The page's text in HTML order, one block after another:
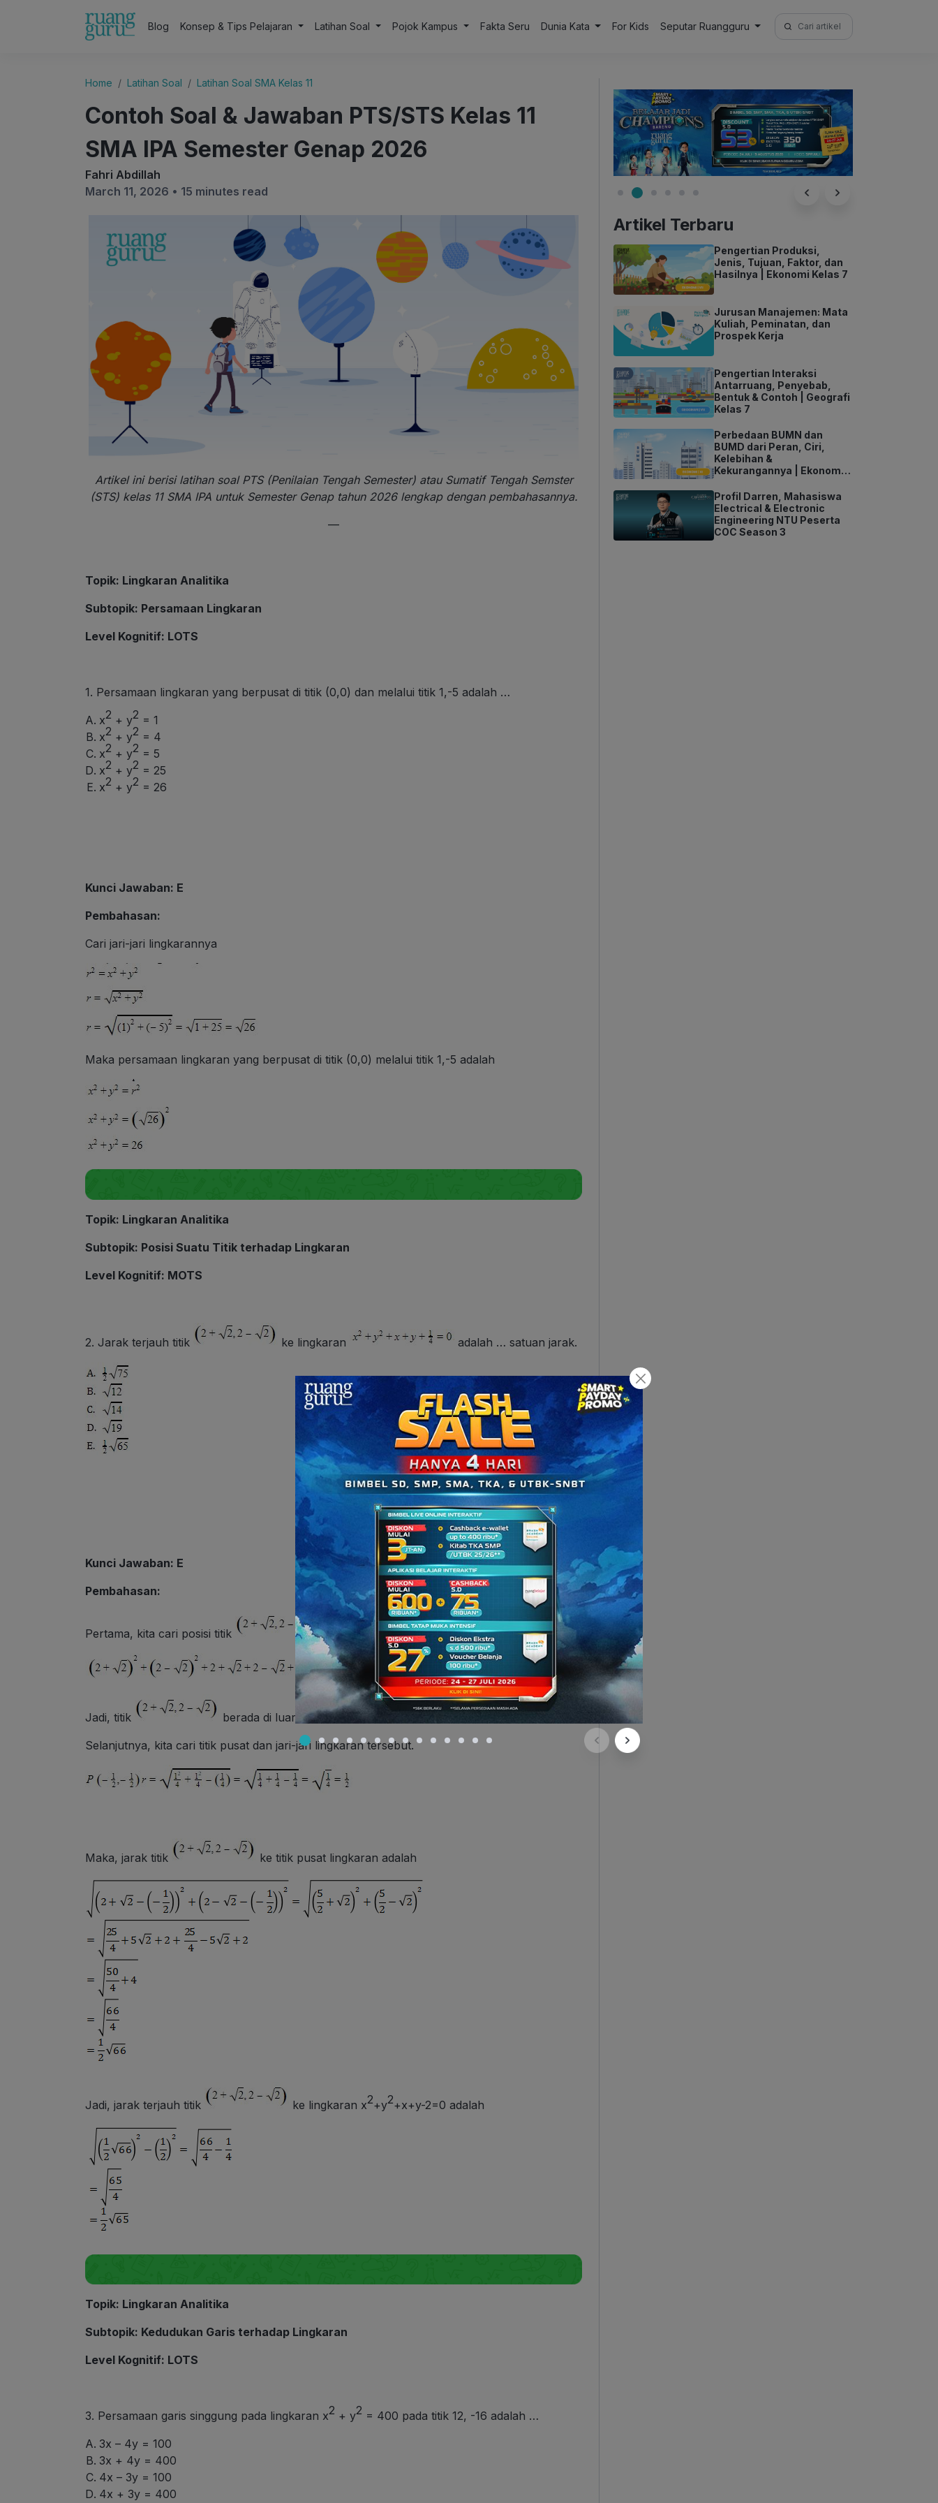
Blog Konsep & Tips Pelajaran Latihan Soal Pojok Kampus Fakta Seru Dunia Kata For Kids Seputar Ruangguru
Search
for:
Home Latihan Soal Latihan Soal SMA Kelas 11
Contoh Soal & Jawaban PTS/STS Kelas 11
SMA IPA Semester Genap 2026
Fahri Abdillah
March 11, 2026 • 15 minutes read
Artikel ini berisi latihan soal PTS (Penilaian Tengah Semester) atau Sumatif Tengah Semster
(STS) kelas 11 SMA IPA untuk Semester Genap tahun 2026 lengkap dengan pembahasannya.
—
Topik: Lingkaran Analitika
Subtopik: Persamaan Lingkaran
Level Kognitif: LOTS
1. Persamaan lingkaran yang berpusat di titik (0,0) dan melalui titik 1,-5 adalah …
x2 + y2 = 1
x2 + y2 = 4
x2 + y2 = 5
x2 + y2 = 25
x2 + y2 = 26
Kunci Jawaban: E
Pembahasan:
Cari jari-jari lingkarannya
Maka persamaan lingkaran yang berpusat di titik (0,0) melalui titik 1,-5 adalah
Topik: Lingkaran Analitika
Subtopik: Posisi Suatu Titik terhadap Lingkaran
Level Kognitif: MOTS
2. Jarak terjauh titik ke lingkaran adalah … satuan jarak.
Kunci Jawaban: E
Pembahasan:
Pertama, kita cari posisi titik terhadap lingkaran .
Jadi, titik berada di luar lingkaran
Selanjutnya, kita cari titik pusat dan jari-jari lingkaran tersebut.
Maka, jarak titik ke titik pusat lingkaran adalah
Jadi, jarak terjauh titik ke lingkaran x2+y2+x+y-2=0 adalah
Topik: Lingkaran Analitika
Subtopik: Kedudukan Garis terhadap Lingkaran
Level Kognitif: LOTS
3. Persamaan garis singgung pada lingkaran x2 + y2 = 400 pada titik 12, -16 adalah …
3x – 4y = 100
3x + 4y = 400
4x – 3y = 100
4x + 3y = 400
Artikel Terbaru
Pengertian Produksi,
Jenis, Tujuan, Faktor, dan
Hasilnya | Ekonomi Kelas 7
Jurusan Manajemen: Mata
Kuliah, Peminatan, dan
Prospek Kerja
Pengertian Interaksi
Antarruang, Penyebab,
Bentuk & Contoh | Geografi
Kelas 7
Perbedaan BUMN dan
BUMD dari Peran, Ciri,
Kelebihan &
Kekurangannya | Ekonomi
Profil Darren, Mahasiswa
Electrical & Electronic
Engineering NTU Peserta
COC Season 3